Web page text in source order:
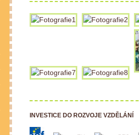
INVESTICE DO ROZVOJE VZDĚLÁNÍ